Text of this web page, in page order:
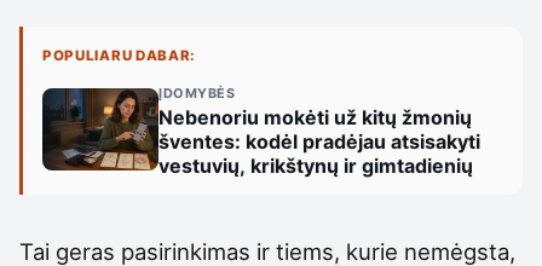
POPULIARU DABAR:
ĮDOMYBĖS
Nebenoriu mokėti už kitų žmonių
šventes: kodėl pradėjau atsisakyti
vestuvių, krikštynų ir gimtadienių
Tai geras pasirinkimas ir tiems, kurie nemėgsta,